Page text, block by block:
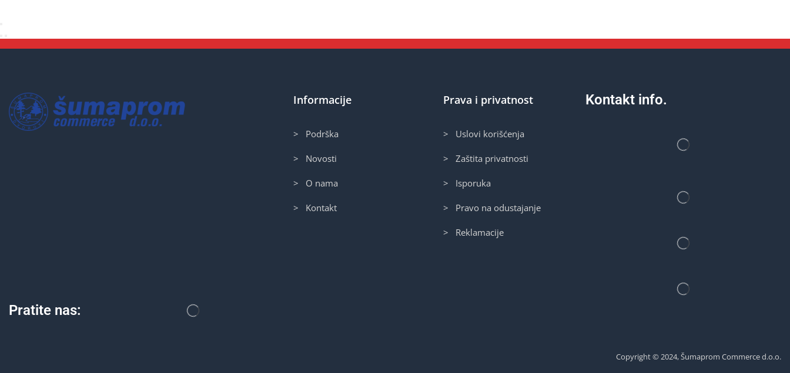
Pratite nas:
Informacije
> Podrška
> Novosti
> O nama
> Kontakt
Prava i privatnost
> Uslovi korišćenja
> Zaštita privatnosti
> Isporuka
> Pravo na odustajanje
> Reklamacije
Kontakt info.
Copyright © 2024, Šumaprom Commerce d.o.o.